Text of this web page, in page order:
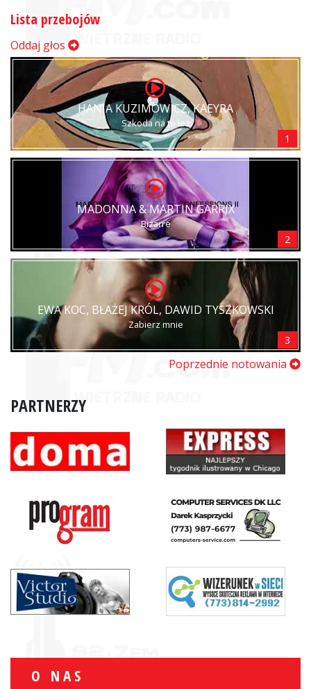
Lista przebojów
Oddaj głos
HANIA KUZIMOWICZ, KAEYRA
Szkoda na to łez
1
MADONNA & MARTIN GARRIX
Bizarre
2
EWA KOC, BŁAŻEJ KRÓL, DAWID TYSZKOWSKI
Zabierz mnie
3
Poprzednie notowania
PARTNERZY
O NAS